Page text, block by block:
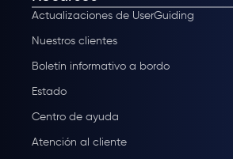
Actualizaciones de UserGuiding
Nuestros clientes
Boletín informativo a bordo
Estado
Centro de ayuda
Atención al cliente